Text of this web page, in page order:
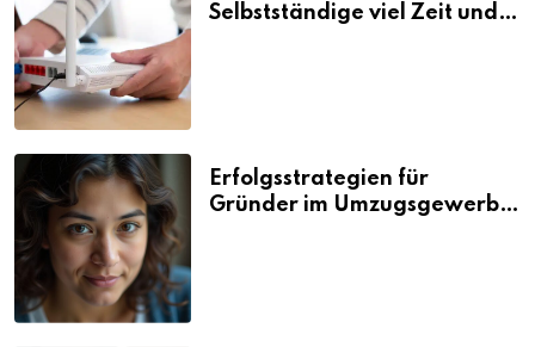
Selbstständige viel Zeit und
Erfolgsstrategien für
Gründer im Umzugsgewerbe